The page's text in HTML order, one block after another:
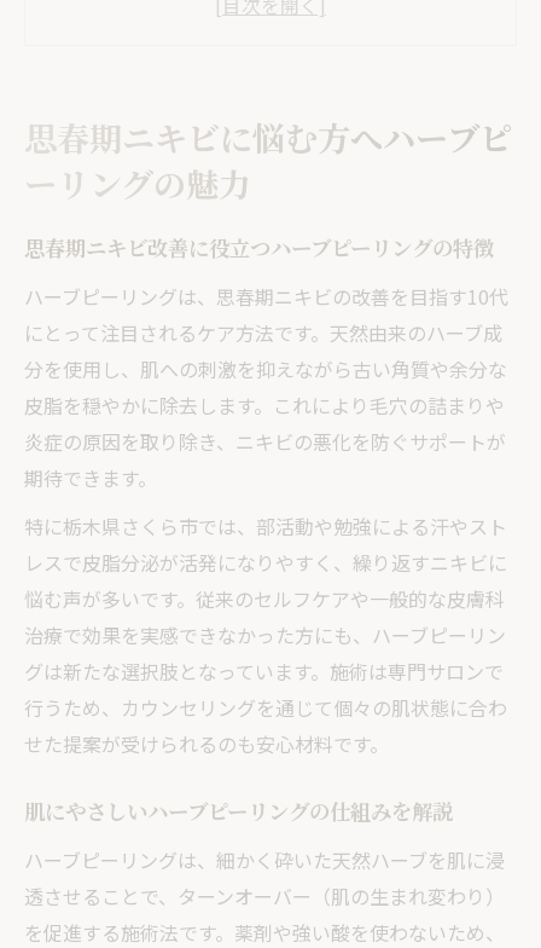
肌にやさしいハーブピーリングの仕組みを
とは
繰り返すニキビとハーブピーリングの相性
セルフケアとハーブピーリングの違いに注
目
栃木県さくら市で安心して始める肌ケア体験
ハーブピーリングが安心な理由と地域密着
の強み
カウンセリングで分かる肌状態と施術選び
のコツ
保護者同意が必要なハーブピーリングの流
れ
未成年でも受けやすいサロン選びのポイン
ト
安心して通えるハーブピーリングの施術環
境
底解説
点
思春期世代が安全に受けるための条件を解
思春期ニキビに悩む方へハーブピ
ーリングの魅力
思春期ニキビ改善に役立つハーブピーリングの特徴
ハーブピーリングは、思春期ニキビの改善を目指す10代
にとって注目されるケア方法です。天然由来のハーブ成
分を使用し、肌への刺激を抑えながら古い角質や余分な
皮脂を穏やかに除去します。これにより毛穴の詰まりや
炎症の原因を取り除き、ニキビの悪化を防ぐサポートが
期待できます。
特に栃木県さくら市では、部活動や勉強による汗やスト
レスで皮脂分泌が活発になりやすく、繰り返すニキビに
悩む声が多いです。従来のセルフケアや一般的な皮膚科
治療で効果を実感できなかった方にも、ハーブピーリン
グは新たな選択肢となっています。施術は専門サロンで
行うため、カウンセリングを通じて個々の肌状態に合わ
せた提案が受けられるのも安心材料です。
肌にやさしいハーブピーリングの仕組みを解説
ハーブピーリングは、細かく砕いた天然ハーブを肌に浸
透させることで、ターンオーバー（肌の生まれ変わり）
を促進する施術法です。薬剤や強い酸を使わないため、